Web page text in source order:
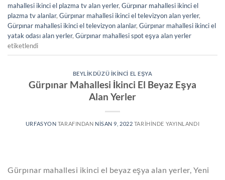
mahallesi ikinci el plazma tv alan yerler, Gürpınar mahallesi ikinci el
plazma tv alanlar, Gürpınar mahallesi ikinci el televizyon alan yerler,
Gürpınar mahallesi ikinci el televizyon alanlar, Gürpınar mahallesi ikinci el
yatak odası alan yerler, Gürpınar mahallesi spot eşya alan yerler
etiketlendi
BEYLIKDÜZÜ İKINCI EL EŞYA
Gürpınar Mahallesi İkinci El Beyaz Eşya
Alan Yerler
URFASYON TARAFINDAN NISAN 9, 2022 TARIHINDE YAYINLANDI
Gürpınar mahallesi ikinci el beyaz eşya alan yerler, Yeni